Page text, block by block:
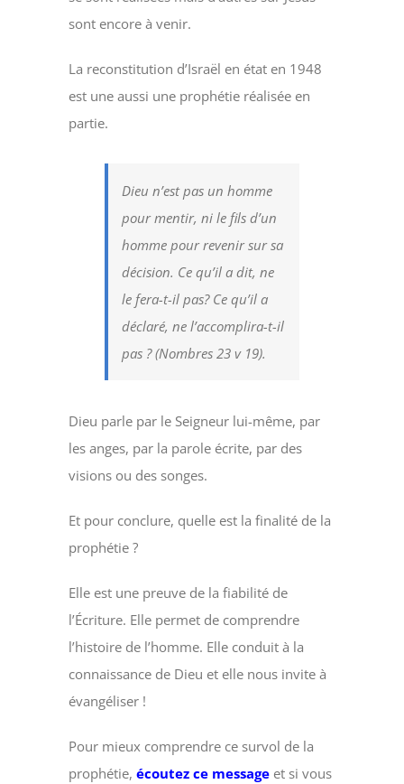
sont encore à venir.
La reconstitution d’Israël en état en 1948
est une aussi une prophétie réalisée en
partie.
Dieu n’est pas un homme
pour mentir, ni le fils d’un
homme pour revenir sur sa
décision. Ce qu’il a dit, ne
le fera-t-il pas? Ce qu’il a
déclaré, ne l’accomplira-t-il
pas ? (Nombres 23 v 19).
Dieu parle par le Seigneur lui-même, par
les anges, par la parole écrite, par des
visions ou des songes.
Et pour conclure, quelle est la finalité de la
prophétie ?
Elle est une preuve de la fiabilité de
l’Écriture. Elle permet de comprendre
l’histoire de l’homme. Elle conduit à la
connaissance de Dieu et elle nous invite à
évangéliser !
Pour mieux comprendre ce survol de la
prophétie,écoutez ce message et si vous